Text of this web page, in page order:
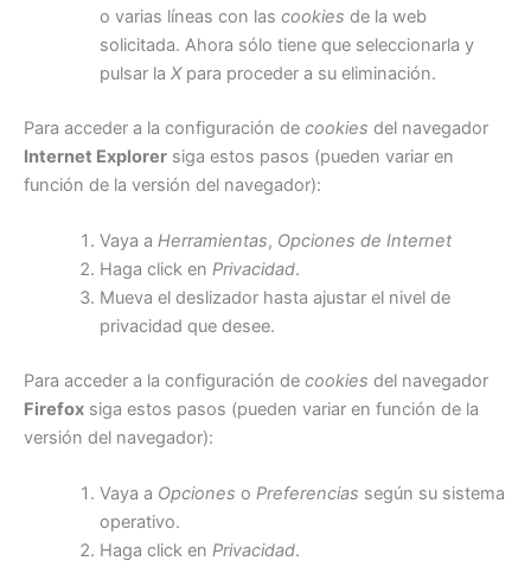
o varias líneas con las cookies de la web
solicitada. Ahora sólo tiene que seleccionarla y
pulsar la Xpara proceder a su eliminación.
Para acceder a la configuración de cookies del navegador
Internet Explorer siga estos pasos (pueden variar en
función de la versión del navegador):
Vaya a Herramientas, Opciones de Internet
Haga click en Privacidad.
Mueva el deslizador hasta ajustar el nivel de
privacidad que desee.
Para acceder a la configuración de cookies del navegador
Firefox siga estos pasos (pueden variar en función de la
versión del navegador):
Vaya a Opciones o Preferencias según su sistema
operativo.
Haga click en Privacidad.